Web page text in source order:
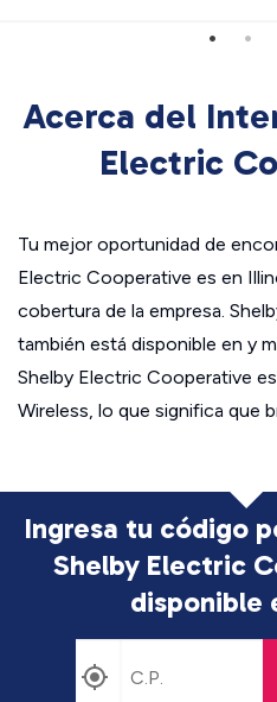
Acerca del
Electric
Tu mejor oportunidad de
Electric Cooperative es en
cobertura de la empresa.
también está disponible en y
Shelby Electric Cooperative
Wireless, lo que significa que
Ingresa tu código
Shelby Electric
disponible